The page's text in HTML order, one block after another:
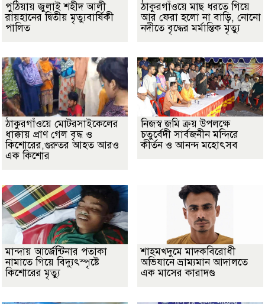
পুঠিয়ায় জুলাই শহীদ আলী
রায়হানের দ্বিতীয় মৃত্যুবার্ষিকী
পালিত
ঠাকুরগাঁওয়ে মাছ ধরতে গিয়ে
আর ফেরা হলো না বাড়ি, নোনো
নদীতে বৃদ্ধের মর্মান্তিক মৃত্যু
ঠাকুরগাঁওয়ে মোটরসাইকেলের
ধাক্কায় প্রাণ গেল বৃদ্ধ ও
কিশোরের,গুরুতর আহত আরও
এক কিশোর
নিজস্ব জমি ক্রয় উপলক্ষে
চতুর্বেদী সার্বজনীন মন্দিরে
কীর্তন ও আনন্দ মহোৎসব
মান্দায় আর্জেন্টিনার পতাকা
নামাতে গিয়ে বিদ্যুৎস্পৃষ্টে
কিশোরের মৃত্যু
শাহমখদুমে মাদকবিরোধী
অভিযানে ভ্রাম্যমান আদালতে
এক মাসের কারাদণ্ড